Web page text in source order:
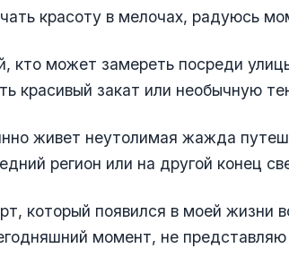
красоту в мелочах, радуюсь
кто может замереть посреди
красивый закат или необычную
живет неутолимая жажда
регион или на другой конец
который появился в моей жизни
момент, не